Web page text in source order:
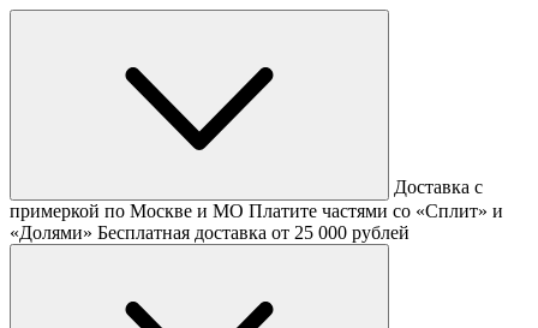
Доставка с
примеркой по Москве и МО Платите частями со «Сплит» и
«Долями» Бесплатная доставка от 25 000 рублей